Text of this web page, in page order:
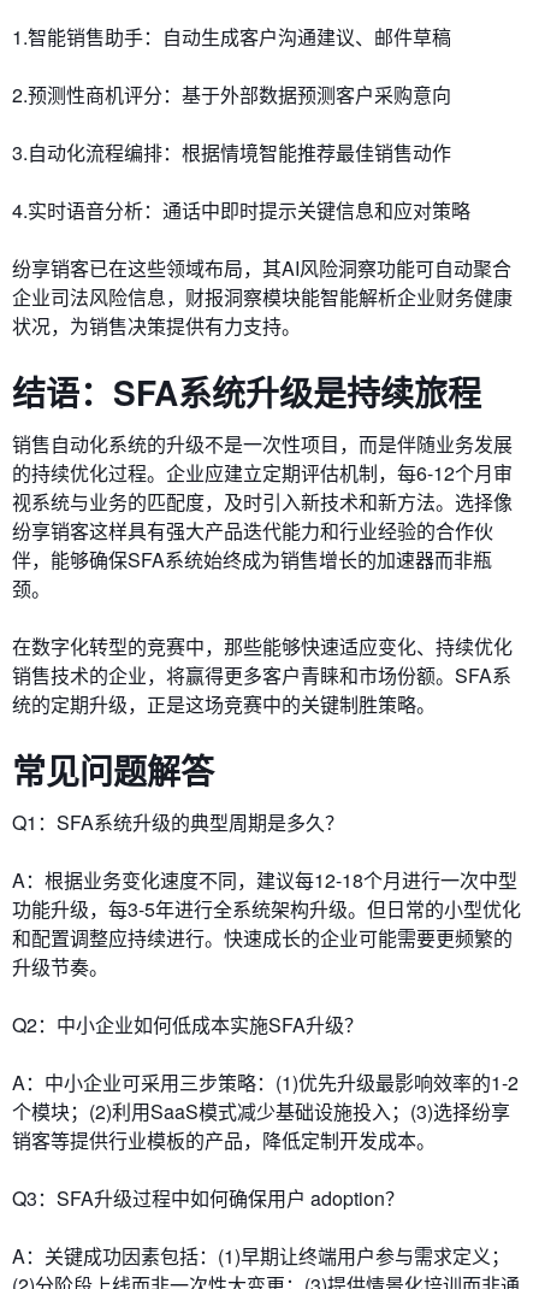
1.​​智能销售助手​​：自动生成客户沟通建议、邮件草稿
2.​​预测性商机评分​​：基于外部数据预测客户采购意向
3.​​自动化流程编排​​：根据情境智能推荐最佳销售动作
4.​​实时语音分析​​：通话中即时提示关键信息和应对策略
纷享销客已在这些领域布局，其AI风险洞察功能可自动聚合
企业司法风险信息，财报洞察模块能智能解析企业财务健康
状况，为销售决策提供有力支持。
结语：SFA系统升级是持续旅程
销售自动化系统的升级不是一次性项目，而是伴随业务发展
的持续优化过程。企业应建立定期评估机制，每6-12个月审
视系统与业务的匹配度，及时引入新技术和新方法。选择像
纷享销客这样具有强大产品迭代能力和行业经验的合作伙
伴，能够确保SFA系统始终成为销售增长的加速器而非瓶
颈。
在数字化转型的竞赛中，那些能够快速适应变化、持续优化
销售技术的企业，将赢得更多客户青睐和市场份额。SFA系
统的定期升级，正是这场竞赛中的关键制胜策略。
常见问题解答
​​Q1：SFA系统升级的典型周期是多久？​​
A：根据业务变化速度不同，建议每12-18个月进行一次中型
功能升级，每3-5年进行全系统架构升级。但日常的小型优化
和配置调整应持续进行。快速成长的企业可能需要更频繁的
升级节奏。
​​Q2：中小企业如何低成本实施SFA升级？​​
A：中小企业可采用三步策略：(1)优先升级最影响效率的1-2
个模块；(2)利用SaaS模式减少基础设施投入；(3)选择纷享
销客等提供行业模板的产品，降低定制开发成本。
​​Q3：SFA升级过程中如何确保用户 adoption？​​
A：关键成功因素包括：(1)早期让终端用户参与需求定义；